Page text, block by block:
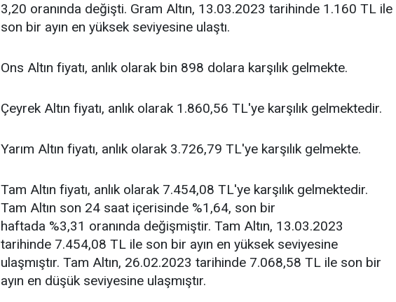
3,20 oranında değişti. Gram Altın, 13.03.2023 tarihinde 1.160 TL ile
son bir ayın en yüksek seviyesine ulaştı.
Ons Altın fiyatı, anlık olarak bin 898 dolara karşılık gelmekte.
Çeyrek Altın fiyatı, anlık olarak 1.860,56 TL'ye karşılık gelmektedir.
Yarım Altın fiyatı, anlık olarak 3.726,79 TL'ye karşılık gelmekte.
Tam Altın fiyatı, anlık olarak 7.454,08 TL'ye karşılık gelmektedir.
Tam Altın son 24 saat içerisinde %1,64, son bir
haftada %3,31 oranında değişmiştir. Tam Altın, 13.03.2023
tarihinde 7.454,08 TL ile son bir ayın en yüksek seviyesine
ulaşmıştır. Tam Altın, 26.02.2023 tarihinde 7.068,58 TL ile son bir
ayın en düşük seviyesine ulaşmıştır.